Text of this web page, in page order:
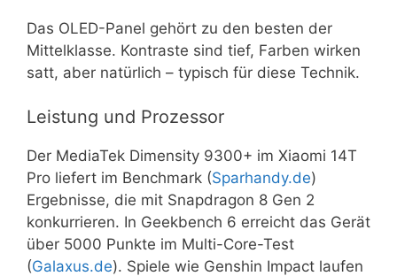
Das OLED-Panel gehört zu den besten der
Mittelklasse. Kontraste sind tief, Farben wirken
satt, aber natürlich – typisch für diese Technik.
Leistung und Prozessor
Der MediaTek Dimensity 9300+ im Xiaomi 14T
Pro liefert im Benchmark (Sparhandy.de)
Ergebnisse, die mit Snapdragon 8 Gen 2
konkurrieren. In Geekbench 6 erreicht das Gerät
über 5000 Punkte im Multi-Core-Test
(Galaxus.de). Spiele wie Genshin Impact laufen